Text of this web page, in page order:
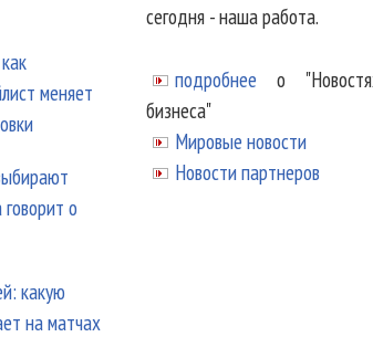
меняет
о
какую
на матчах
сегодня - наша работа.
подробнее о
бизнеса"
Мировые новости
Новости партнеров